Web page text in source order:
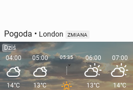
Pogoda • London ZMIANA
Dziś
04:00
14°C
05:00
13°C
05:35 06:00
13°C
07:00
14°C